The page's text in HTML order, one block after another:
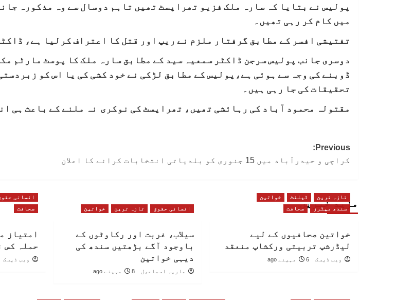
پولیس نے بتایا کہ سارہ ملک فزیو تھراپسٹ تھیں تاہم دوسال سے وہ مذکورہ
میں کام کر رہی تھیں۔
تفتیشی افسر کے مطابق گرفتار ملزم نے ریپ اور قتل کا اعتراف کرلیا ہے،
دوسری جانب پولیس سرجن ڈاکٹر سمعیہ سید کے مطابق سارہ ملک کا پوسٹ مارٹم
ڈوبنے کی وجہ سے ہوئی ہے،پولیس کے مطابق لڑکی نے خود کشی کی یا اس کو
تحقیقات کی جا رہی ہیں۔
مقتولہ محمود آباد کی رہائشی تھیں، تھراپسٹ کی نوکری نہ ملنے کے باعث ہی
Post
navigation
Previous:
کراچی و حیدرآباد میں 15 جنوری کو بلدیاتی انتخابات کرانے کا اعلان
مزید خبریں
تازہ ترین ٹیلنٹ
خواتین
سندھ میٹرز
صحافت
خواتین صحافیوں کے لیے
لیڈرشپ تربیتی ورکشاپ منعقد
ویب ڈیسک 6 مہینے ago
انسانی حقوق تازہ ترین خواتین
سیلاب، غربت اور رکاوٹوں کے
باوجود آگے بڑھتیں سندھ کی
دیہی خواتین
ماریہ اسماعیل 8 مہینے ago
انسانی
صحافت
امتیاز
حملہ کس
ویب ڈیسک